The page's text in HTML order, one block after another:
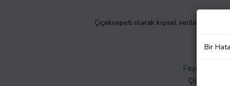
Çiçeksepeti olarak kişisel verilerinizin
Faydalı Bilgiler
Çiçek Bakımı
Bir